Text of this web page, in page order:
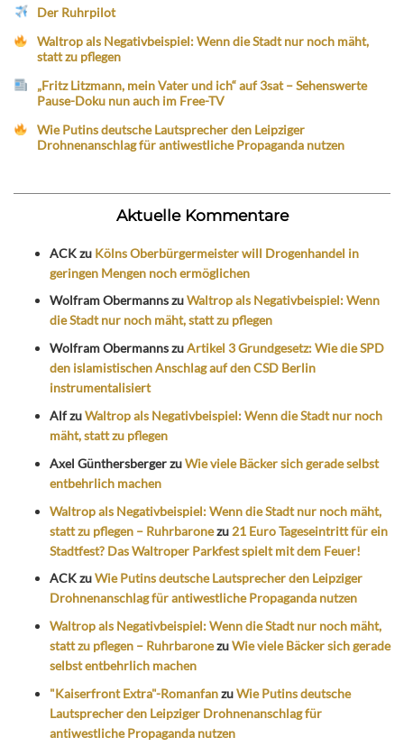
Der Ruhrpilot
Waltrop als Negativbeispiel: Wenn die Stadt nur noch mäht,
statt zu pflegen
„Fritz Litzmann, mein Vater und ich“ auf 3sat – Sehenswerte
Pause-Doku nun auch im Free-TV
Wie Putins deutsche Lautsprecher den Leipziger
Drohnenanschlag für antiwestliche Propaganda nutzen
Aktuelle Kommentare
ACKzu Kölns Oberbürgermeister will Drogenhandel in
geringen Mengen noch ermöglichen
Wolfram ObermannszuWaltrop als Negativbeispiel: Wenn
die Stadt nur noch mäht, statt zu pflegen
Wolfram ObermannszuArtikel 3 Grundgesetz: Wie die SPD
den islamistischen Anschlag auf den CSD Berlin
instrumentalisiert
AlfzuWaltrop als Negativbeispiel: Wenn die Stadt nur noch
mäht, statt zu pflegen
Axel GünthersbergerzuWie viele Bäcker sich gerade selbst
entbehrlich machen
Waltrop als Negativbeispiel: Wenn die Stadt nur noch mäht,
statt zu pflegen – Ruhrbaronezu 21 Euro Tageseintritt für ein
Stadtfest? Das Waltroper Parkfest spielt mit dem Feuer!
ACKzuWie Putins deutsche Lautsprecher den Leipziger
Drohnenanschlag für antiwestliche Propaganda nutzen
Waltrop als Negativbeispiel: Wenn die Stadt nur noch mäht,
statt zu pflegen – RuhrbaronezuWie viele Bäcker sich gerade
selbst entbehrlich machen
"Kaiserfront Extra"-RomanfanzuWie Putins deutsche
Lautsprecher den Leipziger Drohnenanschlag für
antiwestliche Propaganda nutzen